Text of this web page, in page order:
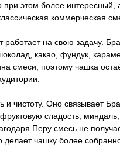
при этом более интересный,
коммерческая
работает на свою задачу.
какао, фундук,
смеси, поэтому чашка
и чистоту. Оно связывает
сладость,
Перу смесь не
чашку более